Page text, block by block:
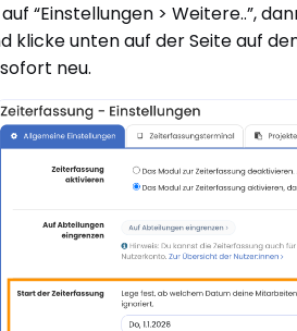
“Einstellungen > Weitere..”,
klicke unten auf der Seite auf
neu.